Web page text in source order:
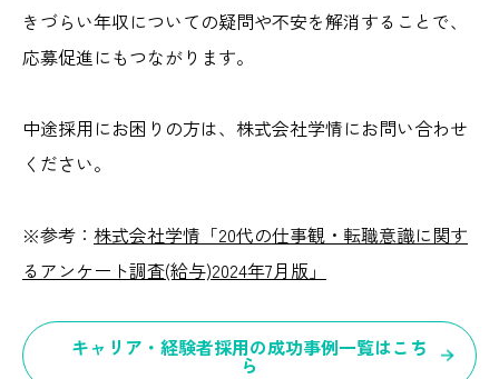
きづらい年収についての疑問や不安を解消することで、
応募促進にもつながります。
中途採用にお困りの方は、株式会社学情にお問い合わせ
ください。
※参考： 株式会社学情「20代の仕事観・転職意識に関す
るアンケート調査(給与)2024年7月版」
キャリア・経験者採用の成功事例一覧はこち
ら